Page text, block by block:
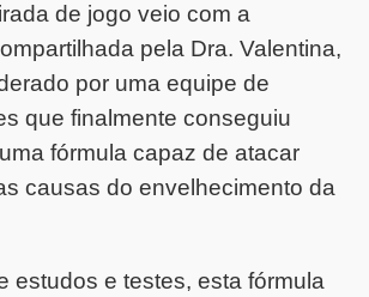
de jogo veio com a
pela Dra. Valentina,
por uma equipe de
que finalmente conseguiu
fórmula capaz de atacar
causas do envelhecimento da
estudos e testes, esta fórmula